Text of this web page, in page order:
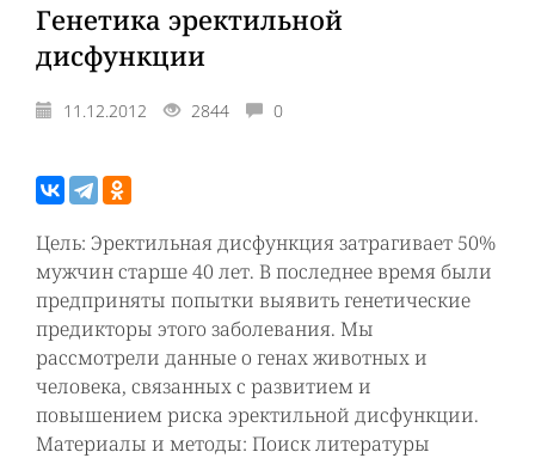
Генетика эректильной
дисфункции
11.12.2012 2844 0
Цель: Эректильная дисфункция затрагивает 50%
мужчин старше 40 лет. В последнее время были
предприняты попытки выявить генетические
предикторы этого заболевания. Мы
рассмотрели данные о генах животных и
человека, связанных с развитием и
повышением риска эректильной дисфункции.
Материалы и методы: Поиск литературы